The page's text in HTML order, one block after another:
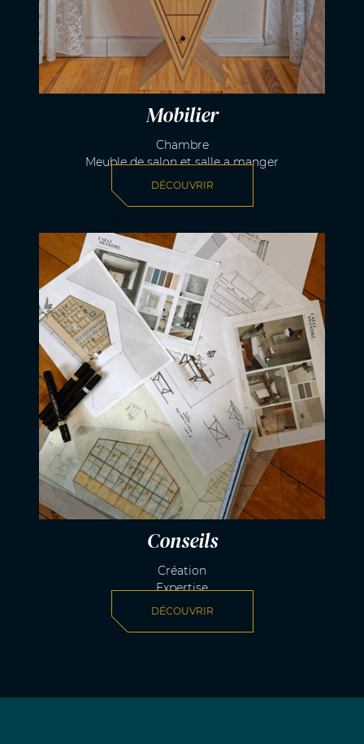
Mobilier
Chambre
Meuble de salon et salle a manger
DÉCOUVRIR
Conseils
Création
Expertise
DÉCOUVRIR